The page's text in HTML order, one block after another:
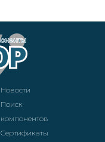
Новости
Поиск
компонентов
Cертификаты